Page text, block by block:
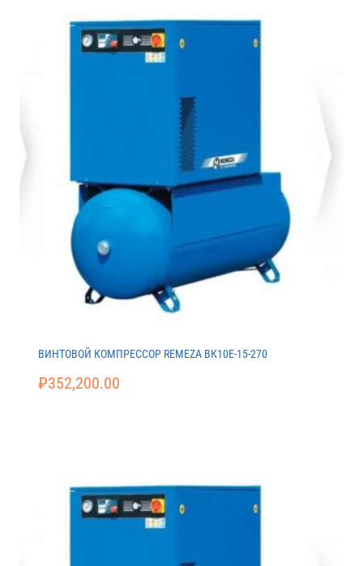
ВИНТОВОЙ КОМПРЕССОР REMEZA ВК10E-15-270
₽352,200.00